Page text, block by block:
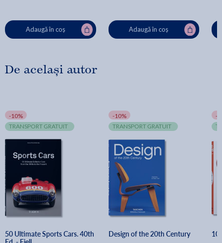
Adaugă în coș Adaugă în coș
De același autor
-10%
TRANSPORT GRATUIT
50 Ultimate Sports Cars. 40th
-10%
TRANSPORT GRATUIT
Design of the 20th Century
-